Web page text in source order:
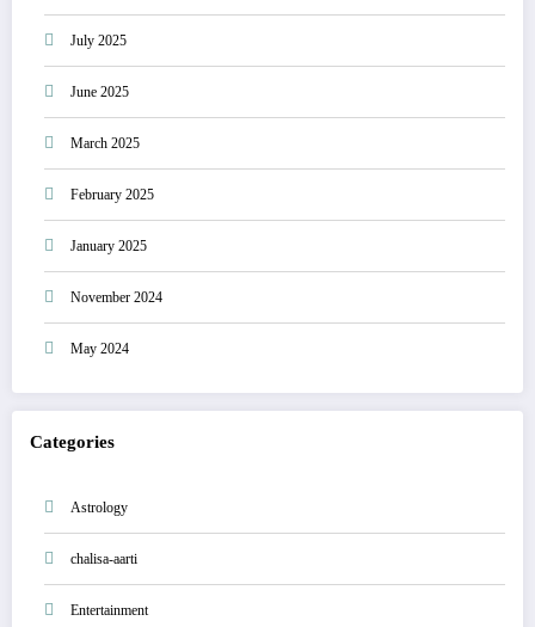
July 2025
June 2025
March 2025
February 2025
January 2025
November 2024
May 2024
Categories
Astrology
chalisa-aarti
Entertainment